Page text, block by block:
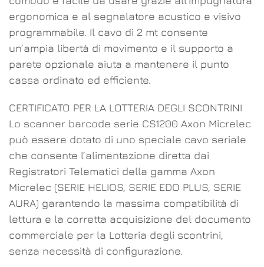
ergonomica e al segnalatore acustico e visivo
programmabile. Il cavo di 2 mt consente
un’ampia libertà di movimento e il supporto a
parete opzionale aiuta a mantenere il punto
cassa ordinato ed efficiente.
CERTIFICATO PER LA LOTTERIA DEGLI SCONTRINI
Lo scanner barcode serie CS1200 Axon Micrelec
può essere dotato di uno speciale cavo seriale
che consente l’alimentazione diretta dai
Registratori Telematici della gamma Axon
Micrelec (SERIE HELIOS, SERIE EDO PLUS, SERIE
AURA) garantendo la massima compatibilità di
lettura e la corretta acquisizione del documento
commerciale per la Lotteria degli scontrini,
senza necessità di configurazione.